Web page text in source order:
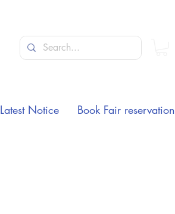
Latest Notice Book Fair reservation